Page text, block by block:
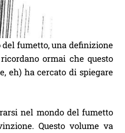
fumetto, una definizione
ormai che questo
eh) ha cercato di spiegare
nel mondo del fumetto
Questo volume va